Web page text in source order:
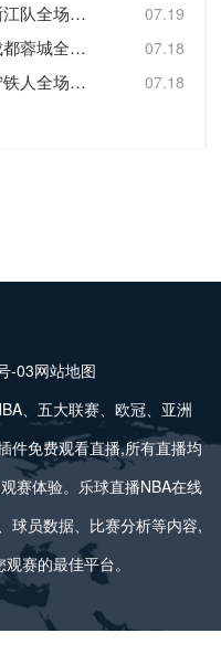
2026年07月18日重庆铜梁龙VS浙江队全场比赛录像回放 07.19
2026年07月17日青岛西海岸VS成都蓉城全场比赛录像回放 07.18
2026年07月17日北京国安VS辽宁铁人全场比赛录像回放 07.18
-03网站地图
、五大联赛、欧冠、亚洲
件免费观看直播,所有直播均
赛体验。乐球直播NBA在线
球员数据、比赛分析等内容,
赛的最佳平台。